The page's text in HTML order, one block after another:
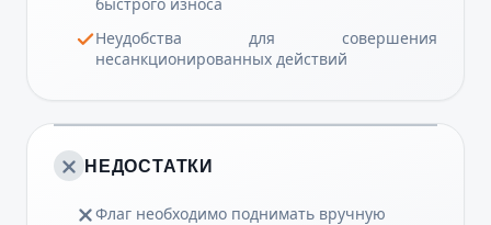
Неудобства для совершения
несанкционированных действий
НЕДОСТАТКИ
Флаг необходимо поднимать вручную